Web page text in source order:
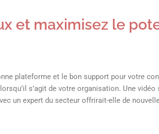
et maximisez le
plateforme et le bon support pour votre
s’agit de votre organisation. Une vidéo
un expert du secteur offrirait-elle de